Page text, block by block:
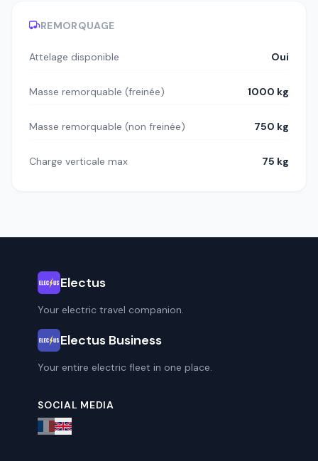
REMORQUAGE
Attelage disponible Oui
Masse remorquable (freinée) 1000 kg
Masse remorquable (non freinée) 750 kg
Charge verticale max 75 kg
Electus
Your electric travel companion.
Electus Business
Your entire electric fleet in one place.
SOCIAL MEDIA